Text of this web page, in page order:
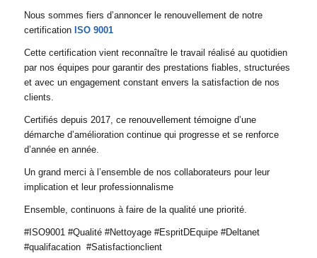
Nous sommes fiers d’annoncer le renouvellement de notre
certification ISO 9001
Cette certification vient reconnaître le travail réalisé au quotidien
par nos équipes pour garantir des prestations fiables, structurées
et avec un engagement constant envers la satisfaction de nos
clients.
Certifiés depuis 2017, ce renouvellement témoigne d’une
démarche d’amélioration continue qui progresse et se renforce
d’année en année.
Un grand merci à l’ensemble de nos collaborateurs pour leur
implication et leur professionnalisme
Ensemble, continuons à faire de la qualité une priorité.
#ISO9001 #Qualité #Nettoyage #EspritDEquipe #Deltanet
#qualifacation #Satisfactionclient